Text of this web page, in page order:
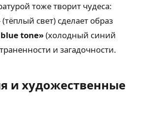
тоже творит чудеса:
(тёплый свет) сделает образ
tone»(холодный синий
и загадочности.
и художественные